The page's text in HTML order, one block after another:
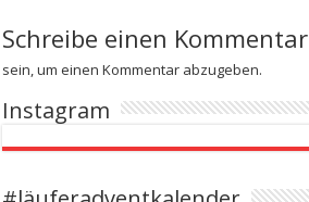
Schreibe einen Kommentar
sein, um einen Kommentar abzugeben.
Instagram